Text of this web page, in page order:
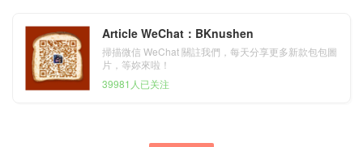
Article WeChat：BKnushen
掃描微信 WeChat 關註我們，每天分享更多新款包包圖
片，等妳來啦！
39981人已关注